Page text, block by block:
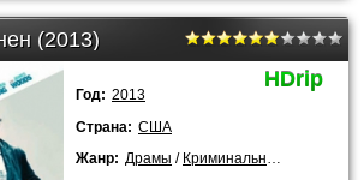
(2013)
HDrip
Год: 2013
Страна: США
Жанр: Драмы / Криминальные